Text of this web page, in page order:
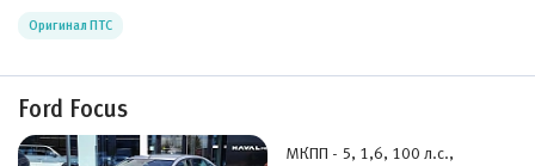
Оригинал ПТС
Ford Focus
МКПП - 5, 1,6, 100 л.с.,